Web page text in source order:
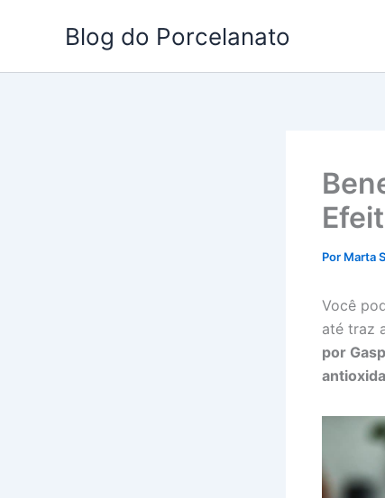
Blog do Porcelanato
Por Marta
Você
até traz
por